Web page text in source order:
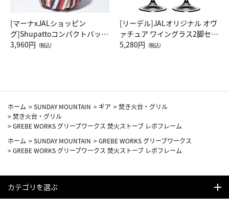
[マーナxJALショッピン
グ]Shupattoコンパクトバッグ
Drop JAL客室乗務員（LC）ス
3,960円 （税込）
[リーデル]JALオリジナル オヴ
ァチュア ワイングラス2脚セッ
ト（レッドワイン）
5,280円 （税込）
ホーム >SUNDAY MOUNTAIN > ギア >焚き火台・グリル
>焚き火台・グリル
>GREBE WORKS グリーブワークス 焚火ストーブ レボフレーム
ホーム >SUNDAY MOUNTAIN >GREBE WORKS グリーブワークス
>GREBE WORKS グリーブワークス 焚火ストーブ レボフレーム
カテゴリを選ぶ